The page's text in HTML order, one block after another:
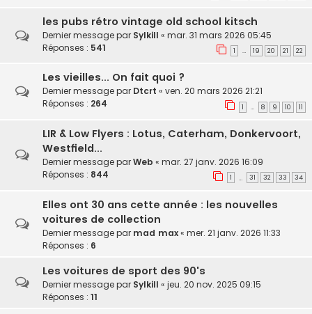
les pubs rétro vintage old school kitsch
Dernier message par Sylkill « mar. 31 mars 2026 05:45
Réponses : 541 1 … 19 20 21 22
Les vieilles... On fait quoi ?
Dernier message par Dtcrt « ven. 20 mars 2026 21:21
Réponses : 264 1 … 8 9 10 11
LIR & Low Flyers : Lotus, Caterham, Donkervoort,
Westfield...
Dernier message parWeb « mar. 27 janv. 2026 16:09
Réponses : 844 1 … 31 32 33 34
Elles ont 30 ans cette année : les nouvelles
voitures de collection
Dernier message par mad max« mer. 21 janv. 2026 11:33
Réponses : 6
Les voitures de sport des 90's
Dernier message par Sylkill « jeu. 20 nov. 2025 09:15
Réponses : 11